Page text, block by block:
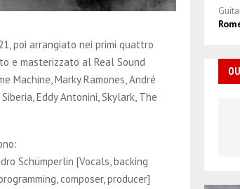
poi arrangiato nei primi quattro
e masterizzato al Real Sound
Machine, Marky Ramones, André
Eddy Antonini, Skylark, The
Schümperlin [Vocals, backing
composer, producer]